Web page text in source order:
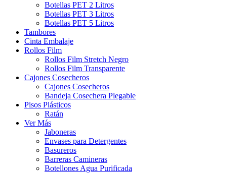
Botellas PET 2 Litros
Botellas PET 3 Litros
Botellas PET 5 Litros
Tambores
Cinta Embalaje
Rollos Film
Rollos Film Stretch Negro
Rollos Film Transparente
Cajones Cosecheros
Cajones Cosecheros
Bandeja Cosechera Plegable
Pisos Plásticos
Ratán
Ver Más
Jaboneras
Envases para Detergentes
Basureros
Barreras Camineras
Botellones Agua Purificada